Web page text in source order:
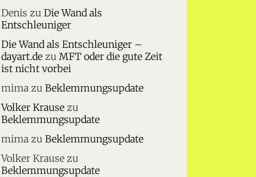
Denis zu Die Wand als
Entschleuniger
Die Wand als Entschleuniger –
dayart.dezu MFT oder die gute Zeit
ist nicht vorbei
mimazu Beklemmungsupdate
Volker Krausezu
Beklemmungsupdate
mimazu Beklemmungsupdate
Volker Krausezu
Beklemmungsupdate